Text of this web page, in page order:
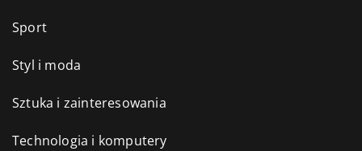
Sport
Styl i moda
Sztuka i zainteresowania
Technologia i komputery